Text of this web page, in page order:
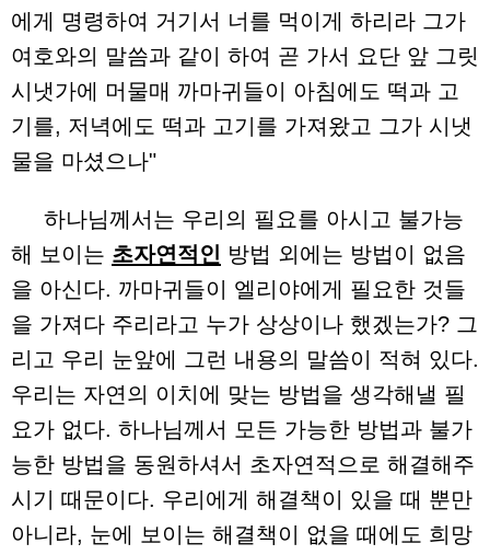
에게 명령하여 거기서 너를 먹이게 하리라 그가
여호와의 말씀과 같이 하여 곧 가서 요단 앞 그릿
시냇가에 머물매 까마귀들이 아침에도 떡과 고
기를, 저녁에도 떡과 고기를 가져왔고 그가 시냇
물을 마셨으나"
하나님께서는 우리의 필요를 아시고 불가능
해 보이는 초자연적인 방법 외에는 방법이 없음
을 아신다. 까마귀들이 엘리야에게 필요한 것들
을 가져다 주리라고 누가 상상이나 했겠는가? 그
리고 우리 눈앞에 그런 내용의 말씀이 적혀 있다.
우리는 자연의 이치에 맞는 방법을 생각해낼 필
요가 없다. 하나님께서 모든 가능한 방법과 불가
능한 방법을 동원하셔서 초자연적으로 해결해주
시기 때문이다. 우리에게 해결책이 있을 때 뿐만
아니라, 눈에 보이는 해결책이 없을 때에도 희망